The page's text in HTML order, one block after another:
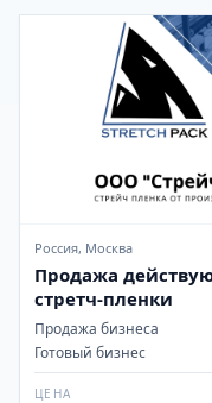
Россия, Москва
Продажа
стретч-пленки
Продажа бизнеса
Готовый бизнес
ЦЕНА